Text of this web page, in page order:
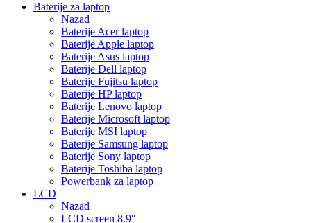
Baterije za laptop
Nazad
Baterije Acer laptop
Baterije Apple laptop
Baterije Asus laptop
Baterije Dell laptop
Baterije Fujitsu laptop
Baterije HP laptop
Baterije Lenovo laptop
Baterije Microsoft laptop
Baterije MSI laptop
Baterije Samsung laptop
Baterije Sony laptop
Baterije Toshiba laptop
Powerbank za laptop
LCD
Nazad
LCD screen 8.9″